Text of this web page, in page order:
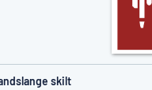
skilt